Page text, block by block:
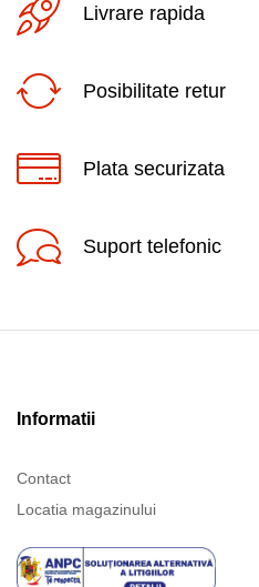
Livrare rapida
Posibilitate retur
Plata securizata
Suport telefonic
Informatii
Contact
Locatia magazinului